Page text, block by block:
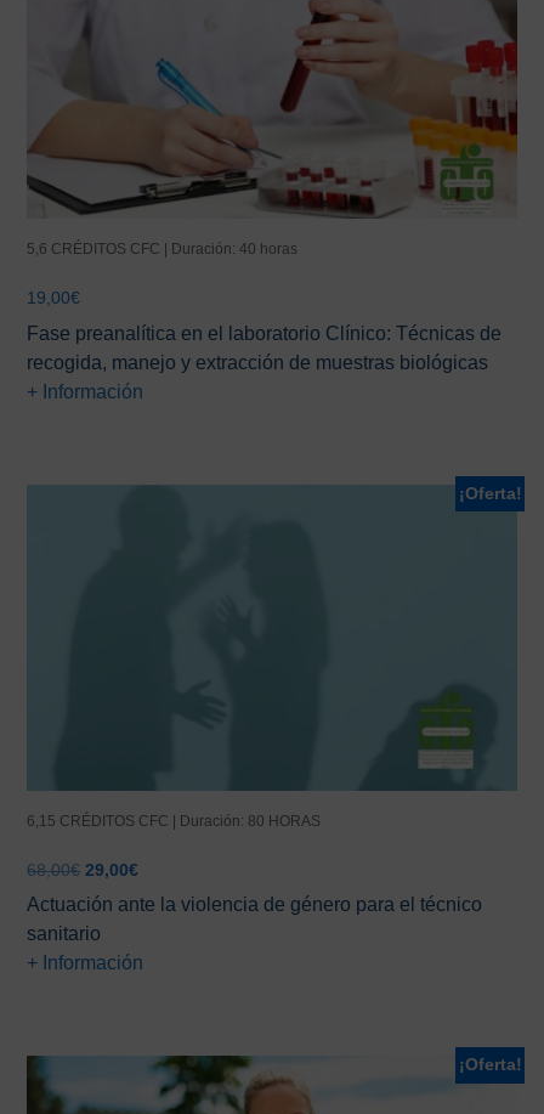
5,6 CRÉDITOS CFC | Duración: 40 horas
19,00€
Fase preanalítica en el laboratorio Clínico: Técnicas de
recogida, manejo y extracción de muestras biológicas
+ Información
¡Oferta!
6,15 CRÉDITOS CFC | Duración: 80 HORAS
68,00€ El
precio
original
era:
68,00€.
29,00€El
precio
actual
29,00€.
Actuación ante la violencia de género para el técnico
sanitario
+ Información
¡Oferta!